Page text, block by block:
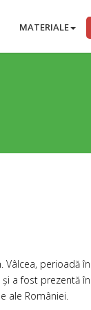
MATERIALE
perioadă
a fost prezentă
ale României.